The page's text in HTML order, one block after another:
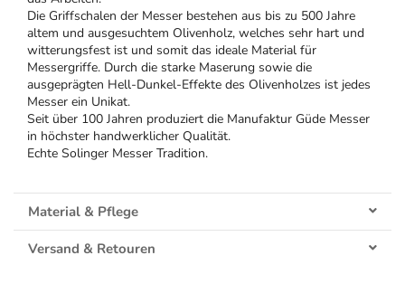
Die Griffschalen der Messer bestehen aus bis zu 500 Jahre
altem und ausgesuchtem Olivenholz, welches sehr hart und
witterungsfest ist und somit das ideale Material für
Messergriffe. Durch die starke Maserung sowie die
ausgeprägten Hell-Dunkel-Effekte des Olivenholzes ist jedes
Messer ein Unikat.
Seit über 100 Jahren produziert die Manufaktur Güde Messer
in höchster handwerklicher Qualität.
Echte Solinger Messer Tradition.
Material & Pflege
Versand & Retouren